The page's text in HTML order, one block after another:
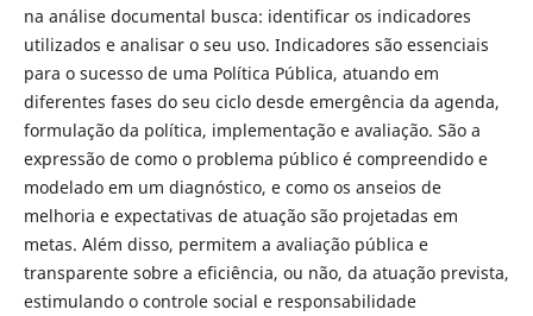
na análise documental busca: identificar os indicadores
utilizados e analisar o seu uso. Indicadores são essenciais
para o sucesso de uma Política Pública, atuando em
diferentes fases do seu ciclo desde emergência da agenda,
formulação da política, implementação e avaliação. São a
expressão de como o problema público é compreendido e
modelado em um diagnóstico, e como os anseios de
melhoria e expectativas de atuação são projetadas em
metas. Além disso, permitem a avaliação pública e
transparente sobre a eficiência, ou não, da atuação prevista,
estimulando o controle social e responsabilidade